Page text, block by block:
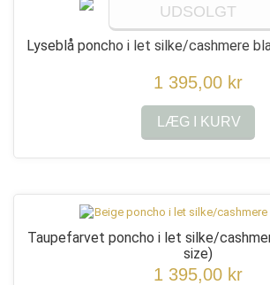
UDSOLGT
Lyseblå poncho i let silke/cashmere
1 395,00 kr
LÆG I KURV
Taupefarvet poncho i let silke/
size)
1 395,00 kr